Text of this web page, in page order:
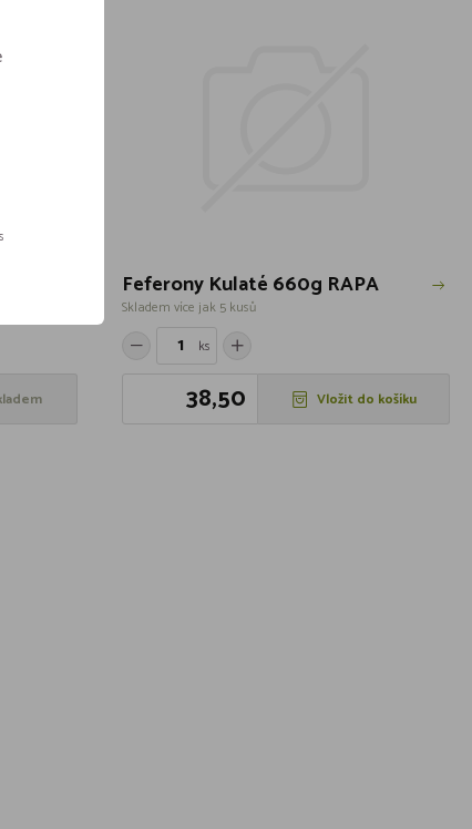
Feferony Kulaté 660g RAPA
Skladem více jak 5 kusů
ks
38,50 Vložit do košíku